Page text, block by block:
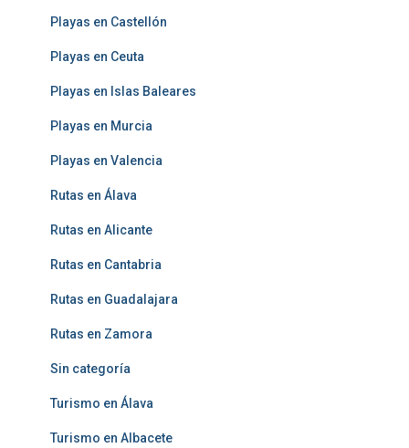
Playas en Castellón
Playas en Ceuta
Playas en Islas Baleares
Playas en Murcia
Playas en Valencia
Rutas en Álava
Rutas en Alicante
Rutas en Cantabria
Rutas en Guadalajara
Rutas en Zamora
Sin categoría
Turismo en Álava
Turismo en Albacete